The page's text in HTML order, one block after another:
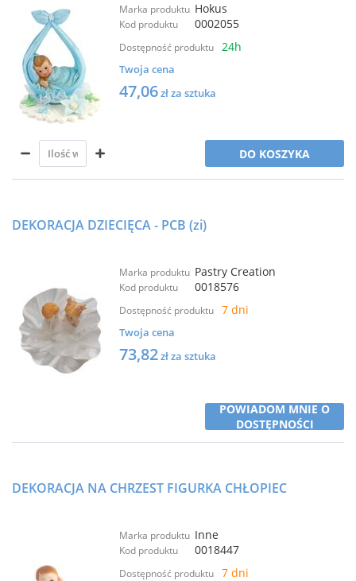
Marka produktu Hokus
Kod produktu 0002055
Dostępność produktu 24h
Twoja cena
47,06zł za sztuka
DO KOSZYKA
DEKORACJA DZIECIĘCA - PCB (zi)
Marka produktu Pastry Creation
Kod produktu 0018576
Dostępność produktu 7 dni
Twoja cena
73,82zł za sztuka
POWIADOM MNIE O
DOSTĘPNOŚCI
DEKORACJA NA CHRZEST FIGURKA CHŁOPIEC
Marka produktu Inne
Kod produktu 0018447
Dostępność produktu 7 dni